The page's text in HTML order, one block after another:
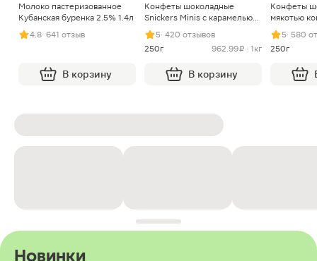
Молоко пастеризованное
Кубанская буренка 2.5% 1.4л
4.8· 641 отзыв
В корзину
Конфеты шоколадные
Snickers Minis с карамелью
арахисом и нугой
5· 420 отзывов
250г
962.99 ₽ · 1кг
В корзину
Конфеты
мякотью
5· 580
250г
Новинки